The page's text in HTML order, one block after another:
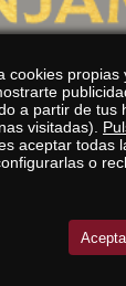
cookies
a partir de tus
visitadas).
aceptar todas
o